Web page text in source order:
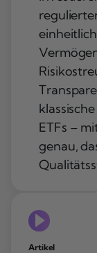
ETFs –
genau,
Artikel